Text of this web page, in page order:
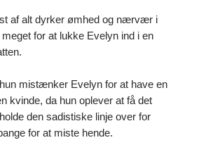
af alt dyrker ømhed og nærvær i
for at lukke Evelyn ind i en
mistænker Evelyn for at have en
kvinde, da hun oplever at få det
den sadistiske linje over for
for at miste hende.